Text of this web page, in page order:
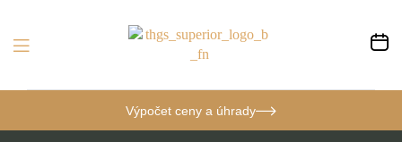
Výpočet ceny a úhrady